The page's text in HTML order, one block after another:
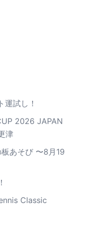
運試し！
2026 JAPAN
津
あそび 〜8月19
Classic